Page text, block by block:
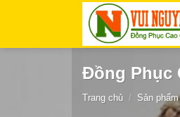
Đồng Phục
Trang chủ / Sản phẩm